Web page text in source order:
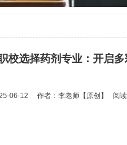
校选择药剂专业：开启
06-12 作者：李老师 【原创】 阅